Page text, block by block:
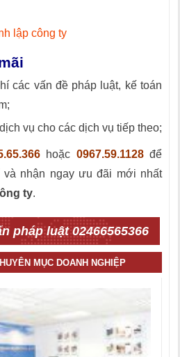
lập công ty
các vấn đề pháp luật, kế toán
vụ cho các dịch vụ tiếp theo;
hoặc 0967.59.1128 để
nhận ngay ưu đãi mới nhất
ty.
pháp luật 02466565366
MỤC DOANH NGHIỆP